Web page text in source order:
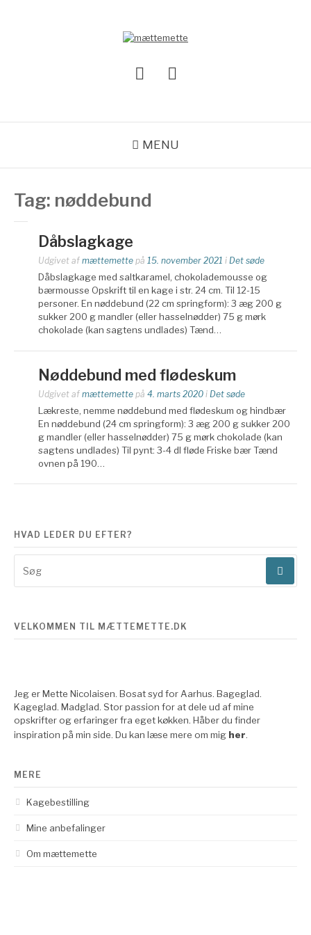
InstagramMail
MENU
Tag: nøddebund
Dåbslagkage
Udgivet af mættemette på 15. november 2021 i Det søde
Dåbslagkage med saltkaramel, chokolademousse og
bærmousse Opskrift til en kage i str. 24 cm. Til 12-15
personer. En nøddebund (22 cm springform): 3 æg 200 g
sukker 200 g mandler (eller hasselnødder) 75 g mørk
chokolade (kan sagtens undlades) Tænd…
Nøddebund med flødeskum
Udgivet af mættemette på 4. marts 2020 i Det søde
Lækreste, nemme nøddebund med flødeskum og hindbær
En nøddebund (24 cm springform): 3 æg 200 g sukker 200
g mandler (eller hasselnødder) 75 g mørk chokolade (kan
sagtens undlades) Til pynt: 3-4 dl fløde Friske bær Tænd
ovnen på 190…
HVAD LEDER DU EFTER?
efter:
VELKOMMEN TIL MÆTTEMETTE.DK
Jeg er Mette Nicolaisen. Bosat syd for Aarhus. Bageglad.
Kageglad. Madglad. Stor passion for at dele ud af mine
opskrifter og erfaringer fra eget køkken. Håber du finder
inspiration på min side. Du kan læse mere om mig her.
MERE
Kagebestilling
Mine anbefalinger
Om mættemette